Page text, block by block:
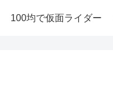
100均で仮面ライダー